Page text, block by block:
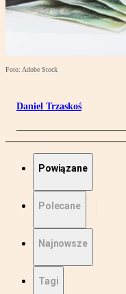
Foto: Adobe Stock
Daniel Trzaskoś
Powiązane
Polecane
Najnowsze
Tagi